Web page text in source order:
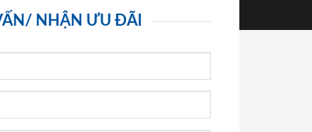
NHẬN ƯU ĐÃI